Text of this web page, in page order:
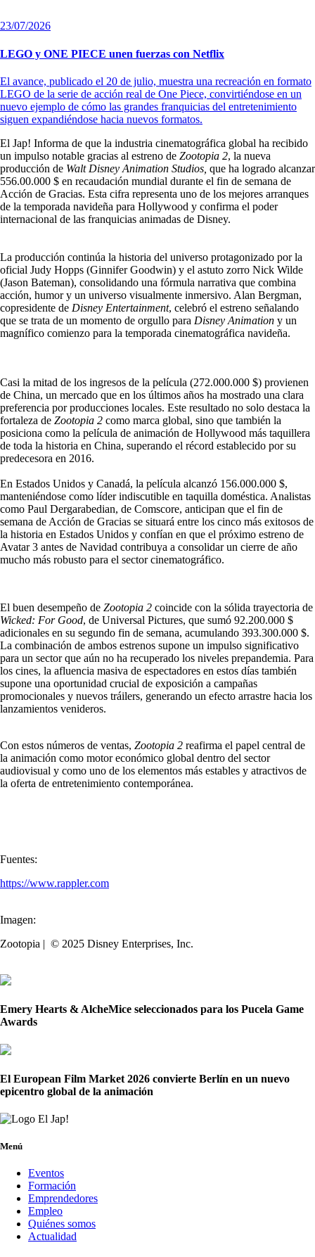
23/07/2026
LEGO y ONE PIECE unen fuerzas con Netflix
El avance, publicado el 20 de julio, muestra una recreación en formato
LEGO de la serie de acción real de One Piece, convirtiéndose en un
nuevo ejemplo de cómo las grandes franquicias del entretenimiento
siguen expandiéndose hacia nuevos formatos.
El Jap! Informa de que la industria cinematográfica global ha recibido
un impulso notable gracias al estreno de Zootopia 2, la nueva
producción de Walt Disney Animation Studios, que ha logrado alcanzar
556.00.000 $ en recaudación mundial durante el fin de semana de
Acción de Gracias. Esta cifra representa uno de los mejores arranques
de la temporada navideña para Hollywood y confirma el poder
internacional de las franquicias animadas de Disney.
La producción continúa la historia del universo protagonizado por la
oficial Judy Hopps (Ginnifer Goodwin) y el astuto zorro Nick Wilde
(Jason Bateman), consolidando una fórmula narrativa que combina
acción, humor y un universo visualmente inmersivo. Alan Bergman,
copresidente de Disney Entertainment, celebró el estreno señalando
que se trata de un momento de orgullo para Disney Animation y un
magnífico comienzo para la temporada cinematográfica navideña.
Casi la mitad de los ingresos de la película (272.000.000 $) provienen
de China, un mercado que en los últimos años ha mostrado una clara
preferencia por producciones locales. Este resultado no solo destaca la
fortaleza de Zootopia 2 como marca global, sino que también la
posiciona como la película de animación de Hollywood más taquillera
de toda la historia en China, superando el récord establecido por su
predecesora en 2016.
En Estados Unidos y Canadá, la película alcanzó 156.000.000 $,
manteniéndose como líder indiscutible en taquilla doméstica. Analistas
como Paul Dergarabedian, de Comscore, anticipan que el fin de
semana de Acción de Gracias se situará entre los cinco más exitosos de
la historia en Estados Unidos y confían en que el próximo estreno de
Avatar 3 antes de Navidad contribuya a consolidar un cierre de año
mucho más robusto para el sector cinematográfico.
El buen desempeño de Zootopia 2 coincide con la sólida trayectoria de
Wicked: For Good, de Universal Pictures, que sumó 92.200.000 $
adicionales en su segundo fin de semana, acumulando 393.300.000 $.
La combinación de ambos estrenos supone un impulso significativo
para un sector que aún no ha recuperado los niveles prepandemia. Para
los cines, la afluencia masiva de espectadores en estos días también
supone una oportunidad crucial de exposición a campañas
promocionales y nuevos tráilers, generando un efecto arrastre hacia los
lanzamientos venideros.
Con estos números de ventas, Zootopia 2 reafirma el papel central de
la animación como motor económico global dentro del sector
audiovisual y como uno de los elementos más estables y atractivos de
la oferta de entretenimiento contemporánea.
Fuentes:
https://www.rappler.com
Imagen:
Zootopia | © 2025 Disney Enterprises, Inc.
Emery Hearts & AlcheMice seleccionados para los Pucela Game
Awards
El European Film Market 2026 convierte Berlín en un nuevo
epicentro global de la animación
Menú
Eventos
Formación
Emprendedores
Empleo
Quiénes somos
Actualidad